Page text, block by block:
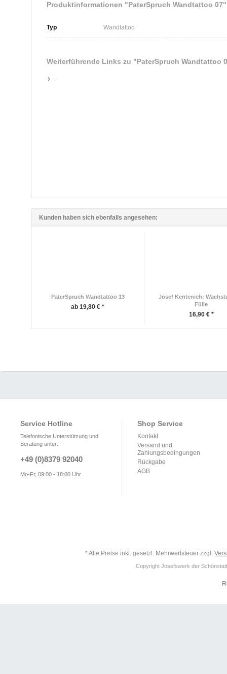
Produktinformationen "PaterSpruch Wandtattoo 07"
Typ Wandtattoo
Weiterführende Links zu "PaterSpruch Wandtattoo
.
Kunden haben sich ebenfalls angesehen:
PaterSpruch Wandtattoo 13
ab 19,80 € *
Josef Kentenich:
Fülle
16,90 € *
Service Hotline
Telefonische Unterstützung und
Beratung unter:
+49 (0)8379 92040
Mo-Fr, 09:00 - 18:00 Uhr
Shop Service
Kontakt
Versand und
Zahlungsbedingungen
Rückgabe
AGB
* Alle Preise inkl. gesetzl. Mehrwertsteuer zzgl.
Copyright Josefswerk der